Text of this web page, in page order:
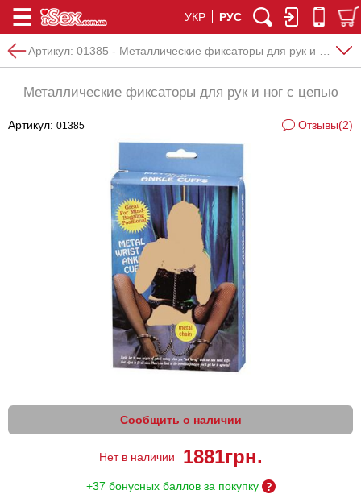
УКР РУС
Артикул: 01385 - Металлические фиксаторы для рук и ног с цепью
Металлические фиксаторы для рук и ног с цепью
Артикул: 01385 Отзывы(2)
Сообщить о наличии
Нет в наличии 1881грн.
+37 бонусных баллов за покупку